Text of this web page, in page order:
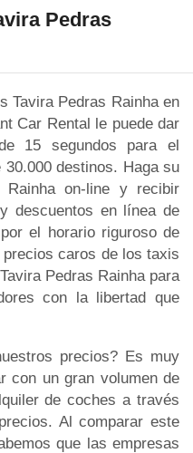
Pedras
Tavira Pedras Rainha en
Car Rental le puede dar
15 segundos para el
destinos. Haga su
Rainha on-line y recibir
descuentos en línea de
el horario riguroso de
caros de los taxis
Pedras Rainha para
con la libertad que
precios? Es muy
con un gran volumen de
de coches a través
Al comparar este
que las empresas